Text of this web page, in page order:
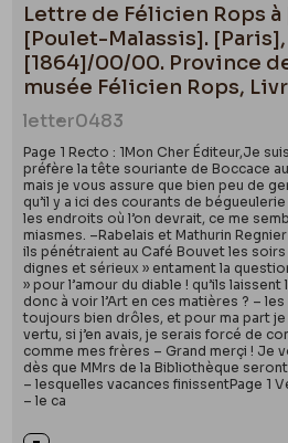
Lettre de Félicien Rops
[Poulet-Malassis]. [Paris],
[1864]/00/00. Province
musée Félicien Rops,
letter0483
Page 1 Recto : 1Mon Cher Éditeur,Je
préfère la tête souriante de Boccace
mais je vous assure que bien peu de
qu’il y a ici des courants de
les endroits où l’on devrait, ce me
miasmes. –Rabelais et Mathurin
ils pénétraient au Café Bouvet les
dignes et sérieux » entament la
» pour l’amour du diable ! qu’ils
donc à voir l’Art en ces matières ? –
toujours bien drôles, et pour ma part
vertu, si j’en avais, je serais forcé de
comme mes frères – Grand merçi ! Je
dès que MMrs de la Bibliothèque
– lesquelles vacances finissentPage 1
– le ca